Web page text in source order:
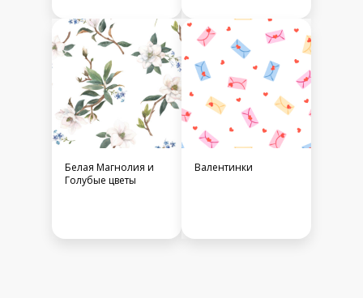
Белая Магнолия и
Голубые цветы
Валентинки